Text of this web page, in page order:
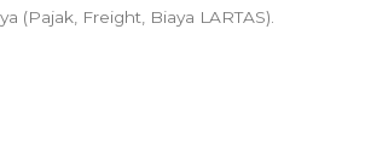
(Pajak, Freight, Biaya LARTAS).